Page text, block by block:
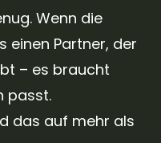
Wenn die
einen Partner, der
– es braucht
passt.
das auf mehr als